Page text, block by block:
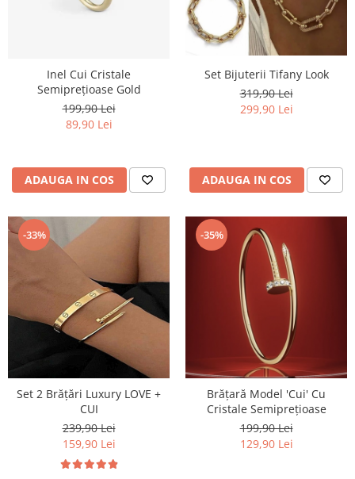
Inel Cui Cristale
Semiprețioase Gold
199,90 Lei
89,90 Lei
ADAUGA IN COS
Set Bijuterii Tifany Look
319,90 Lei
299,90 Lei
ADAUGA IN COS
-33%
Set 2 Brățări Luxury LOVE +
CUI
239,90 Lei
159,90 Lei
-35%
Brățară Model 'Cui' Cu
Cristale Semiprețioase
199,90 Lei
129,90 Lei